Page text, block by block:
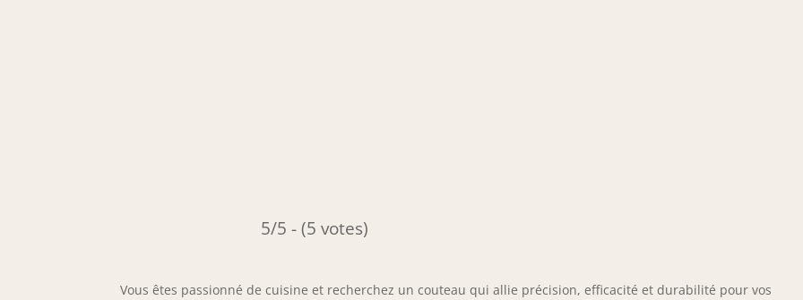
5/5 - (5 votes)
Vous êtes passionné de cuisine et recherchez un couteau qui allie précision, efficacité et durabilité pour vos